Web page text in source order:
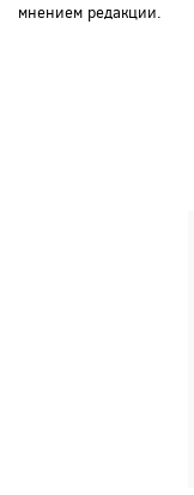
мнением редакции.